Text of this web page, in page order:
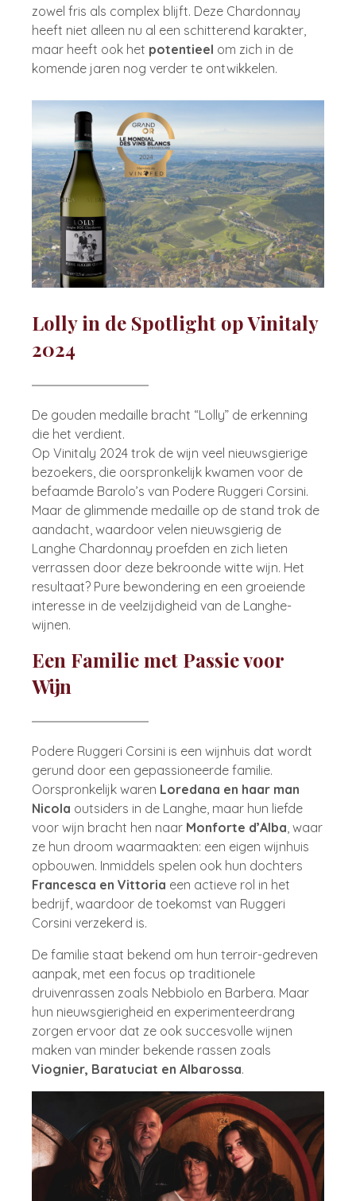
zowel fris als complex blijft. Deze Chardonnay
heeft niet alleen nu al een schitterend karakter,
maar heeft ook het potentieel om zich in de
komende jaren nog verder te ontwikkelen.
Lolly in de Spotlight op Vinitaly
2024
De gouden medaille bracht “Lolly” de erkenning
die het verdient.
Op Vinitaly 2024 trok de wijn veel nieuwsgierige
bezoekers, die oorspronkelijk kwamen voor de
befaamde Barolo’s van Podere Ruggeri Corsini.
Maar de glimmende medaille op de stand trok de
aandacht, waardoor velen nieuwsgierig de
Langhe Chardonnay proefden en zich lieten
verrassen door deze bekroonde witte wijn. Het
resultaat? Pure bewondering en een groeiende
interesse in de veelzijdigheid van de Langhe-
wijnen.
Een Familie met Passie voor
Wijn
Podere Ruggeri Corsini is een wijnhuis dat wordt
gerund door een gepassioneerde familie.
Oorspronkelijk waren Loredana en haar man
Nicola outsiders in de Langhe, maar hun liefde
voor wijn bracht hen naar Monforte d’Alba , waar
ze hun droom waarmaakten: een eigen wijnhuis
opbouwen. Inmiddels spelen ook hun dochters
Francesca en Vittoria een actieve rol in het
bedrijf, waardoor de toekomst van Ruggeri
Corsini verzekerd is.
De familie staat bekend om hun terroir-gedreven
aanpak, met een focus op traditionele
druivenrassen zoals Nebbiolo en Barbera. Maar
hun nieuwsgierigheid en experimenteerdrang
zorgen ervoor dat ze ook succesvolle wijnen
maken van minder bekende rassen zoals
Viognier, Baratuciat en Albarossa.